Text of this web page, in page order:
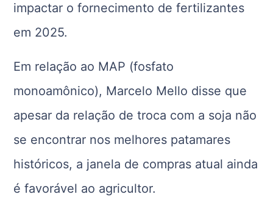
impactar o fornecimento de fertilizantes
em 2025.
Em relação ao MAP (fosfato
monoamônico), Marcelo Mello disse que
apesar da relação de troca com a soja não
se encontrar nos melhores patamares
históricos, a janela de compras atual ainda
é favorável ao agricultor.